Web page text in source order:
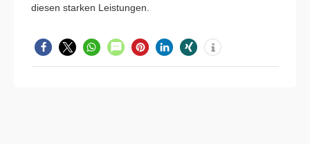
diesen starken Leistungen.